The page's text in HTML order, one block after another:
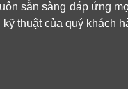
sẵn sàng đáp ứng
thuật của quý khách